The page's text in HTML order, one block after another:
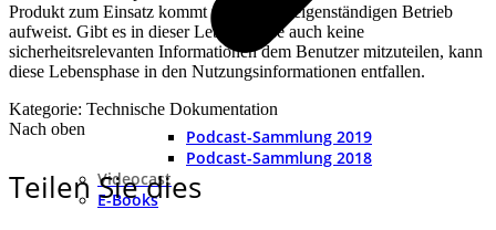
Podcast-Sammlung 2019
Podcast-Sammlung 2018
Videocast
E-Books
Produkt zum Einsatz kommt und keinen eigenständigen Betrieb
aufweist. Gibt es in dieser Lebensphase auch keine
sicherheitsrelevanten Informationen dem Benutzer mitzuteilen, kann
diese Lebensphase in den Nutzungsinformationen entfallen.
Kategorie: Technische Dokumentation
Nach oben
Teilen Sie dies